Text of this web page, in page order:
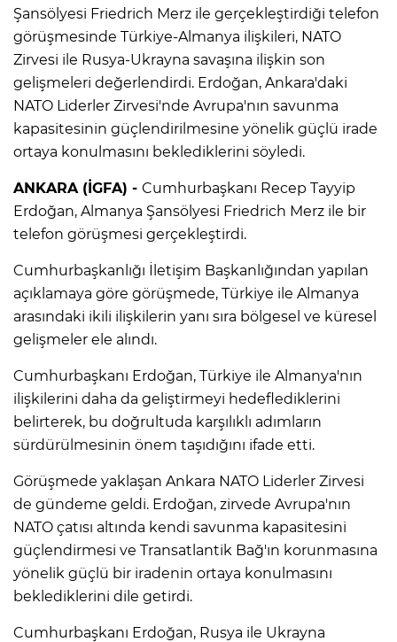
Şansölyesi Friedrich Merz ile gerçekleştirdiği telefon
görüşmesinde Türkiye-Almanya ilişkileri, NATO
Zirvesi ile Rusya-Ukrayna savaşına ilişkin son
gelişmeleri değerlendirdi. Erdoğan, Ankara'daki
NATO Liderler Zirvesi'nde Avrupa'nın savunma
kapasitesinin güçlendirilmesine yönelik güçlü irade
ortaya konulmasını beklediklerini söyledi.
ANKARA (İGFA) - Cumhurbaşkanı Recep Tayyip
Erdoğan, Almanya Şansölyesi Friedrich Merz ile bir
telefon görüşmesi gerçekleştirdi.
Cumhurbaşkanlığı İletişim Başkanlığından yapılan
açıklamaya göre görüşmede, Türkiye ile Almanya
arasındaki ikili ilişkilerin yanı sıra bölgesel ve küresel
gelişmeler ele alındı.
Cumhurbaşkanı Erdoğan, Türkiye ile Almanya'nın
ilişkilerini daha da geliştirmeyi hedeflediklerini
belirterek, bu doğrultuda karşılıklı adımların
sürdürülmesinin önem taşıdığını ifade etti.
Görüşmede yaklaşan Ankara NATO Liderler Zirvesi
de gündeme geldi. Erdoğan, zirvede Avrupa'nın
NATO çatısı altında kendi savunma kapasitesini
güçlendirmesi ve Transatlantik Bağ'ın korunmasına
yönelik güçlü bir iradenin ortaya konulmasını
beklediklerini dile getirdi.
Cumhurbaşkanı Erdoğan, Rusya ile Ukrayna